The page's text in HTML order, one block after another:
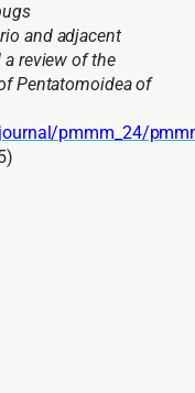
and adjacent
review of the
Pentatomoidea of
pmmm_24/